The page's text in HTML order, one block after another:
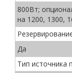
800Вт;
на 1200, 1300,
Да
Тип источника